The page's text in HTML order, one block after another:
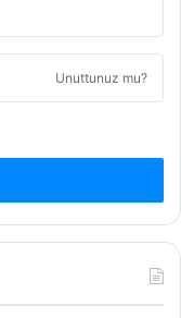
Unuttunuz mu?